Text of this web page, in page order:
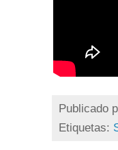
Publicado
Etiquetas: